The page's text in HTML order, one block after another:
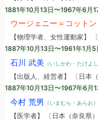
1881年10月13日〜1967年6月
ウージェニー＝コットン
【物理学者、女性運動家】
1887年10月13日〜1961年1月5
石川 武美（いしかわ・たけよし
【出版人、経営者】 〔日本
1887年10月13日〜1967年6月
今村 荒男 （いまむら・あらお）
【医学者】 〔日本（奈良県）